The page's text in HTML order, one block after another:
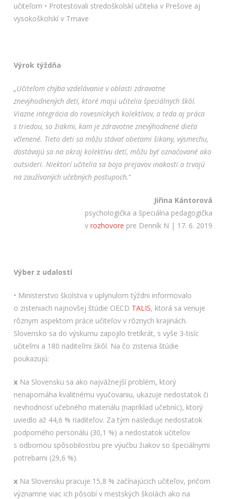
učiteľom • Protestovali stredoškolskí učitelia v Prešove aj
vysokoškolskí v Trnave
Výrok týždňa
„Učiteľom chýba vzdelávanie v oblasti zdravotne
znevýhodnených detí, ktoré majú učitelia špeciálnych škôl.
Viazne integrácia do rovesníckych kolektívov, a teda aj práca
s triedou, so žiakmi, kam je zdravotne znevýhodnené dieťa
včlenené. Tieto deti sa môžu stávať obeťami šikany, výsmechu,
dostávajú sa na okraj kolektívu detí, môžu byť označované ako
outsideri. Niektorí učitelia sa boja prejavov inakosti a trvajú
na zaužívaných učebných postupoch.“
Jiřina Kántorová
psychologička a špeciálna pedagogička
vrozhovore pre Denník N | 17. 6. 2019
Výber z udalostí
• Ministerstvo školstva v uplynulom týždni informovalo
o zisteniach najnovšej štúdie OECD TALIS, ktorá sa venuje
rôznym aspektom práce učiteľov v rôznych krajinách.
Slovensko sa do výskumu zapojilo tretíkrát, s vyše 3-tisíc
učiteľmi a 180 riaditeľmi škôl. Na čo zistenia štúdie
poukazujú:
xNa Slovensku sa ako najvážnejší problém, ktorý
nenapomáha kvalitnému vyučovaniu, ukazuje nedostatok či
nevhodnosť učebného materiálu (napríklad učebníc), ktorý
uviedlo až 44,6 % riaditeľov. Za tým nasleduje nedostatok
podporného personálu (30,1 %) a nedostatok učiteľov
s odbornou spôsobilosťou pre výučbu žiakov so špeciálnymi
potrebami (29,6 %).
xNa Slovensku pracuje 15,8 % začínajúcich učiteľov, pričom
významne viac ich pôsobí v mestských školách ako na